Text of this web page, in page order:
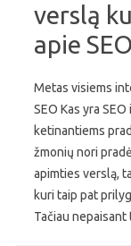
verslą
apie SEO
Metas visiems
SEO Kas yra
ketinantiems
žmonių nori
apimties verslą,
kuri taip pat
Tačiau